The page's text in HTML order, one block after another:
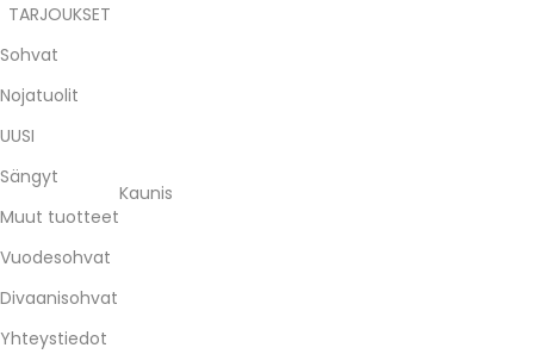
TARJOUKSET
Sohvat
Nojatuolit
UUSI
Sängyt
Muut tuotteet
Kaunis
Vuodesohvat
Divaanisohvat
Yhteystiedot